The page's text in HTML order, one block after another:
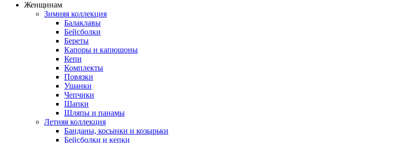
Женщинам
Зимняя коллекция
Балаклавы
Бейсболки
Береты
Капоры и капюшоны
Кепи
Комплекты
Повязки
Ушанки
Чепчики
Шапки
Шляпы и панамы
Летняя коллекция
Банданы, косынки и козырьки
Бейсболки и кепки